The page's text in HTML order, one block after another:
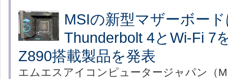
MSIの新型マザーボー
Thunderbolt 4とWi-Fi
Z890搭載製品を発表
エムエスアイコンピュータージャパン（